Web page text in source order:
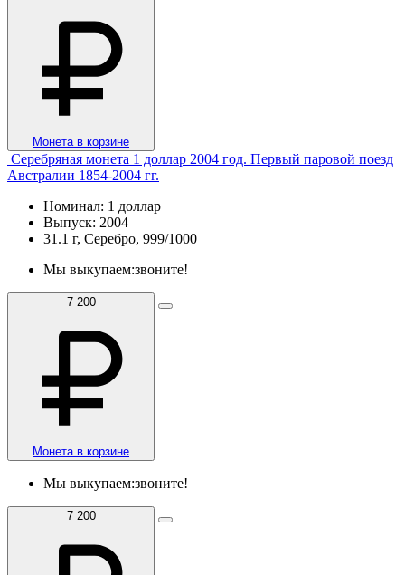
Монета в корзине
Серебряная монета 1 доллар 2004 год. Первый паровой поезд
Австралии 1854-2004 гг.
Номинал: 1 доллар
Выпуск: 2004
31.1 г, Серебро, 999/1000
Мы выкупаем:звоните!
7 200
Монета в корзине
Мы выкупаем:звоните!
7 200